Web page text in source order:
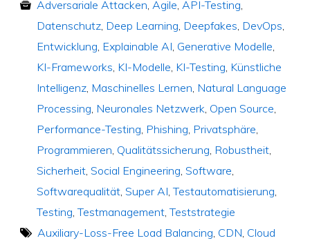
Adversariale Attacken Agile API-Testing
Datenschutz, Deep Learning Deepfakes DevOps
Entwicklung Explainable AI Generative Modelle
KI-Frameworks KI-Modelle KI-Testing Künstliche
Intelligenz, Maschinelles Lernen Natural Language
Processing Neuronales Netzwerk Open Source
Performance-Testing Phishing Privatsphäre
Programmieren Qualitätssicherung Robustheit,
Sicherheit, Social Engineering Software
Softwarequalität, Super AI ,Testautomatisierung
Testing ,Testmanagement,Teststrategie
Auxiliary-Loss-Free Load Balancing CDN Cloud